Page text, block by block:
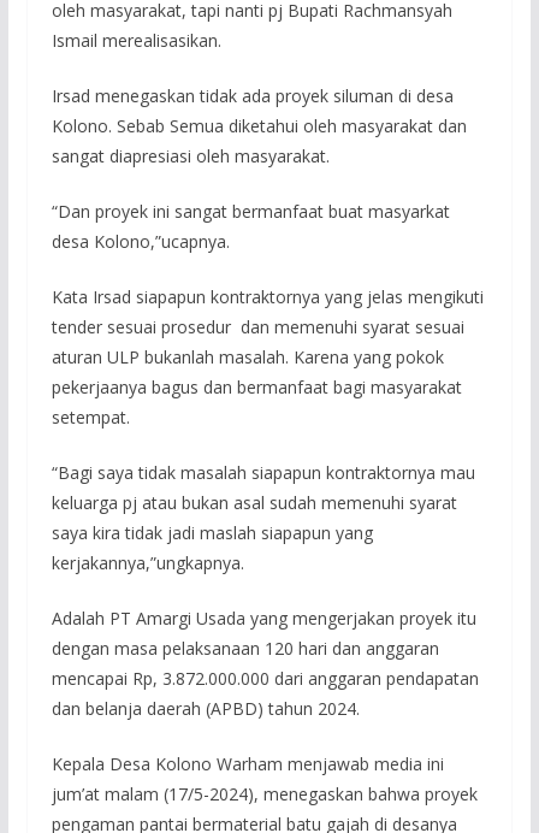
oleh masyarakat, tapi nanti pj Bupati Rachmansyah
Ismail merealisasikan.
Irsad menegaskan tidak ada proyek siluman di desa
Kolono. Sebab Semua diketahui oleh masyarakat dan
sangat diapresiasi oleh masyarakat.
“Dan proyek ini sangat bermanfaat buat masyarkat
desa Kolono,”ucapnya.
Kata Irsad siapapun kontraktornya yang jelas mengikuti
tender sesuai prosedur dan memenuhi syarat sesuai
aturan ULP bukanlah masalah. Karena yang pokok
pekerjaanya bagus dan bermanfaat bagi masyarakat
setempat.
“Bagi saya tidak masalah siapapun kontraktornya mau
keluarga pj atau bukan asal sudah memenuhi syarat
saya kira tidak jadi maslah siapapun yang
kerjakannya,”ungkapnya.
Adalah PT Amargi Usada yang mengerjakan proyek itu
dengan masa pelaksanaan 120 hari dan anggaran
mencapai Rp, 3.872.000.000 dari anggaran pendapatan
dan belanja daerah (APBD) tahun 2024.
Kepala Desa Kolono Warham menjawab media ini
jum’at malam (17/5-2024), menegaskan bahwa proyek
pengaman pantai bermaterial batu gajah di desanya